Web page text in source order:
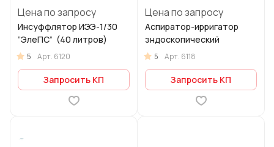
Цена по запросу
Инсуффлятор ИЭЭ-1/30
”ЭлеПС” (40 литров)
5 Арт. 6120
Запросить КП
Цена по запросу
Аспиратор-ирригатор
эндоскопический
5 Арт. 6118
Запросить КП